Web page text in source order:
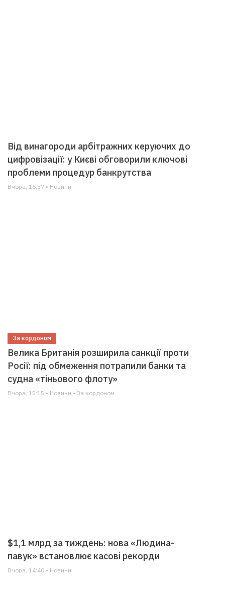
Від винагороди арбітражних керуючих до
цифровізації: у Києві обговорили ключові
проблеми процедур банкрутства
Вчора, 16:57 • Новини
За кордоном
Велика Британія розширила санкції проти
Росії: під обмеження потрапили банки та
судна «тіньового флоту»
Вчора, 15:15 • Новини • За кордоном
$1,1 млрд за тиждень: нова «Людина-
павук» встановлює касові рекорди
Вчора, 14:40 • Новини